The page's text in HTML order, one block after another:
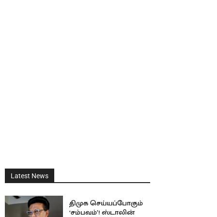
Latest News
திமுக செய்யப்போகும்
‘சம்பவம்’! ஸ்டாலின்